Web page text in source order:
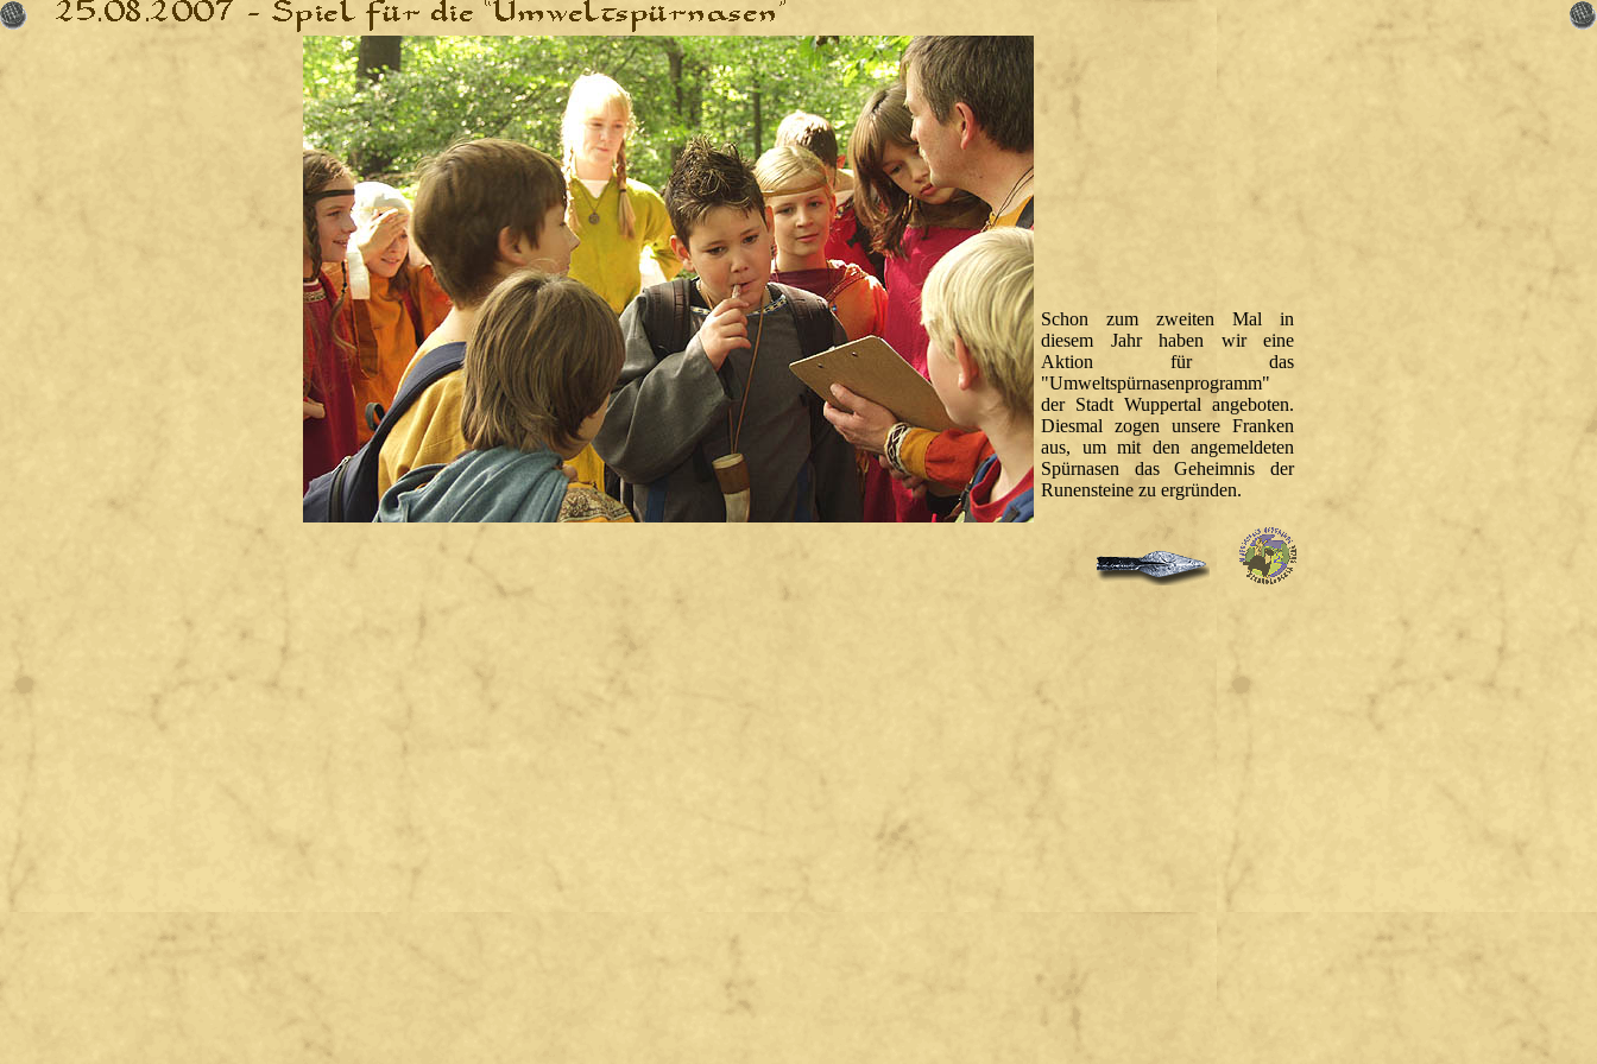
Schon zum zweiten Mal in
diesem Jahr haben wir eine
Aktion für das
"Umweltspürnasenprogramm"
der Stadt Wuppertal angeboten.
Diesmal zogen unsere Franken
aus, um mit den angemeldeten
Spürnasen das Geheimnis der
Runensteine zu ergründen.